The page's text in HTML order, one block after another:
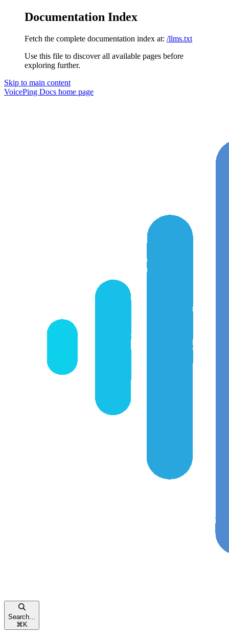
Documentation Index
Fetch the complete documentation index at: /llms.txt
Use this file to discover all available pages before
exploring further.
Skip to main content
VoicePing Docs home page
Search...
⌘ K